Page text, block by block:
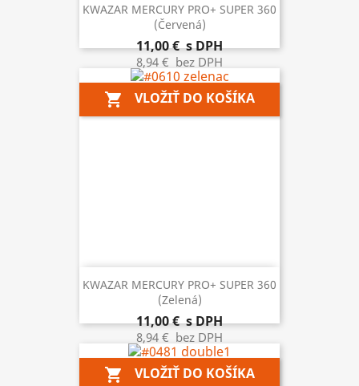
KWAZAR MERCURY PRO+ SUPER 360
(červená)
11,00 €s DPH
8,94 € bez DPH
shopping_cart VLOŽIŤ DO KOŠÍKA
KWAZAR MERCURY PRO+ SUPER 360
(zelená)
11,00 €s DPH
8,94 € bez DPH
shopping_cart VLOŽIŤ DO KOŠÍKA